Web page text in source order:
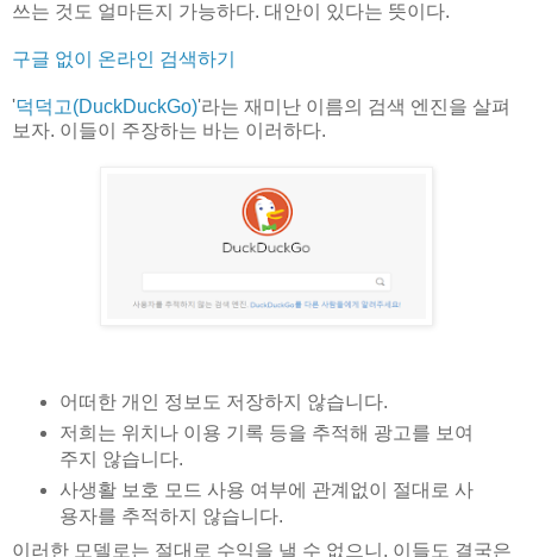
쓰는 것도 얼마든지 가능하다. 대안이 있다는 뜻이다.
구글 없이 온라인 검색하기
'덕덕고(DuckDuckGo)'라는 재미난 이름의 검색 엔진을 살펴
보자. 이들이 주장하는 바는 이러하다.
어떠한 개인 정보도 저장하지 않습니다.
저희는 위치나 이용 기록 등을 추적해 광고를 보여
주지 않습니다.
사생활 보호 모드 사용 여부에 관계없이 절대로 사
용자를 추적하지 않습니다.
이러한 모델로는 절대로 수익을 낼 수 없으니, 이들도 결국은